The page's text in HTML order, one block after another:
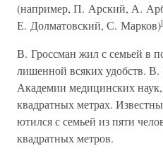
(например, П. Арский, А.
Е. Долматовский, С. Марков)
В. Гроссман жил с семьей в
лишенной всяких удобств.
Академии медицинских
квадратных метрах.
ютился с семьей из пяти
квадратных метров.